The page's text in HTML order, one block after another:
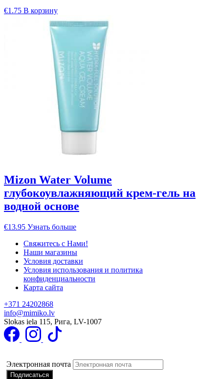
€1.75 В корзину
Mizon Water Volume
глубокоувлажняющий крем-гель на
водной основе
€13.95 Узнать больше
Свяжитесь с Нами!
Наши магазины
Условия доставки
Условия использования и политика
конфиденциальности
Карта сайта
+371 24202868
info@mimiko.lv
Slokas iela 115, Рига, LV-1007
Электронная почта